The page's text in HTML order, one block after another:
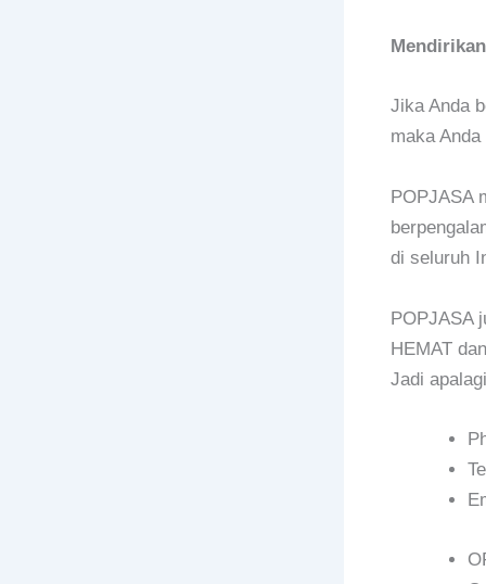
Jika Anda
maka
POPJASA
di seluruh
POPJASA
HEMAT
Jadi